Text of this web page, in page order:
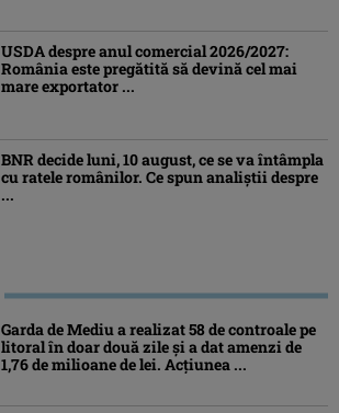
USDA despre anul comercial 2026/2027:
România este pregătită să devină cel mai
mare exportator ...
BNR decide luni, 10 august, ce se va întâmpla
cu ratele românilor. Ce spun analiștii despre
...
Garda de Mediu a realizat 58 de controale pe
litoral în doar două zile și a dat amenzi de
1,76 de milioane de lei. Acțiunea ...